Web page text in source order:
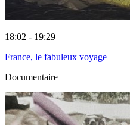
18:02 - 19:29
France, le fabuleux voyage
Documentaire